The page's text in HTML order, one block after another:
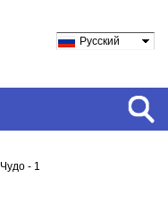
Русский
Чудо - 1